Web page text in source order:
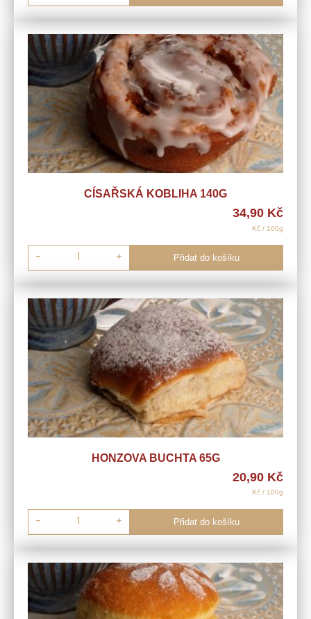
CÍSAŘSKÁ KOBLIHA 140G
34,90 Kč
Kč / 100g
- + Přidat do košíku
HONZOVA BUCHTA 65G
20,90 Kč
Kč / 100g
- + Přidat do košíku